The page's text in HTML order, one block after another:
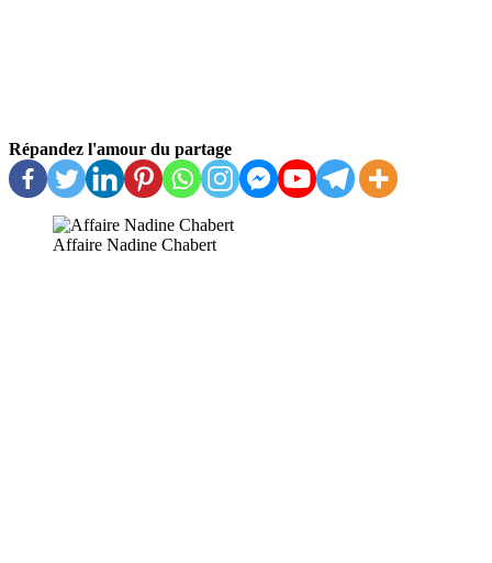
Répandez l'amour du partage
Affaire Nadine Chabert